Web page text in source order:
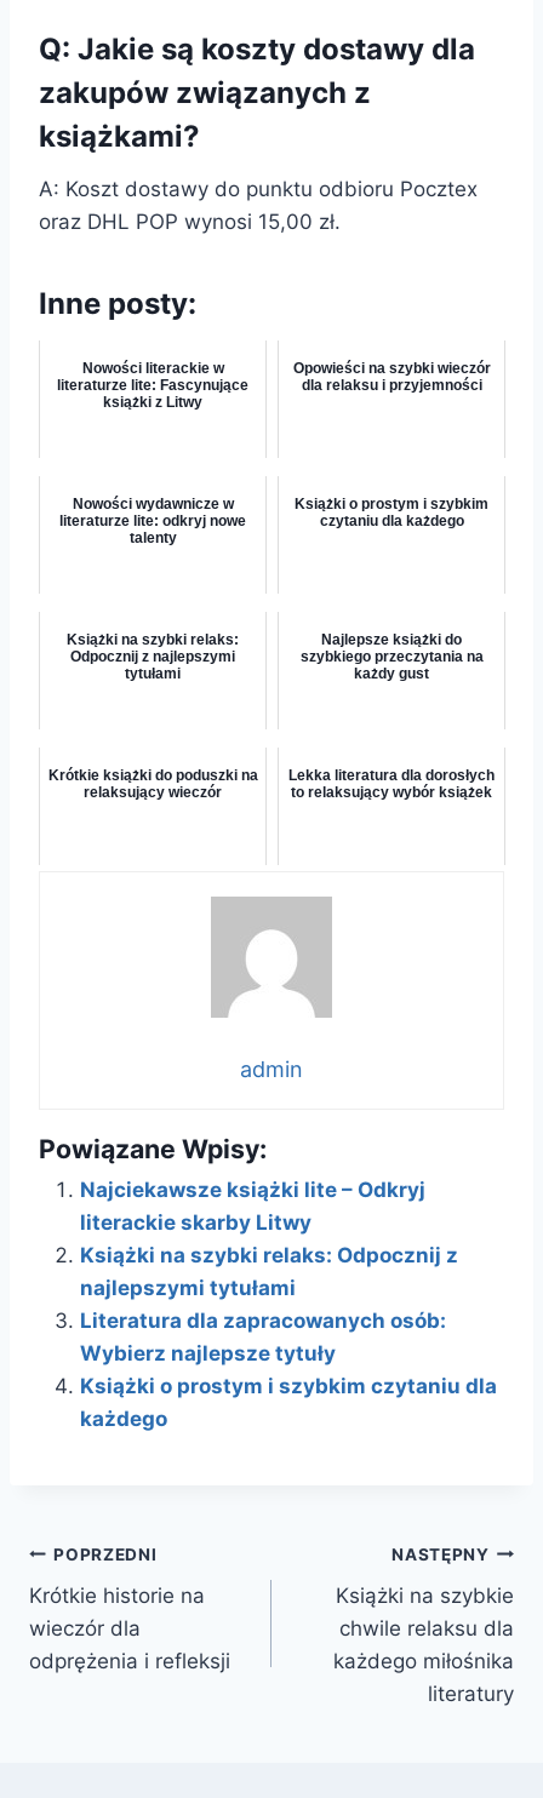
Q: Jakie są koszty dostawy dla
zakupów związanych z
książkami?
A: Koszt dostawy do punktu odbioru Pocztex
oraz DHL POP wynosi 15,00 zł.
Inne posty:
Nowości literackie w
literaturze lite: Fascynujące
książki z Litwy
Opowieści na szybki wieczór
dla relaksu i przyjemności
Nowości wydawnicze w
literaturze lite: odkryj nowe
talenty
Książki o prostym i szybkim
czytaniu dla każdego
Książki na szybki relaks:
Odpocznij z najlepszymi
tytułami
Najlepsze książki do
szybkiego przeczytania na
każdy gust
Krótkie książki do poduszki na
relaksujący wieczór
Lekka literatura dla dorosłych
to relaksujący wybór książek
admin
Powiązane Wpisy:
Najciekawsze książki lite – Odkryj
literackie skarby Litwy
Książki na szybki relaks: Odpocznij z
najlepszymi tytułami
Literatura dla zapracowanych osób:
Wybierz najlepsze tytuły
Książki o prostym i szybkim czytaniu dla
każdego
Nawigacja
wpisu
POPRZEDNI
Krótkie historie na
wieczór dla
odprężenia i refleksji
NASTĘPNY
Książki na szybkie
chwile relaksu dla
każdego miłośnika
literatury